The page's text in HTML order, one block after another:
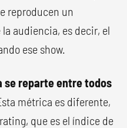
reproducen un
audiencia, es decir, el
ese show.
reparte entre todos
métrica es diferente,
que es el índice de